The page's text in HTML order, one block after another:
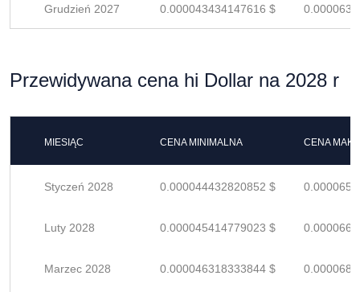
Grudzień 2027 0.000043434147616 $
Przewidywana cena hi Dollar na 2028 r
MIESIĄC CENA MINIMALNA CENA
Styczeń 2028 0.000044432820852 $
Luty 2028 0.000045414779023 $
Marzec 2028 0.000046318333844 $